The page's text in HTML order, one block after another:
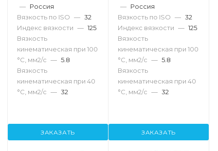
— Россия
Вязкость по ISO — 32
Индекс вязкости — 125
Вязкость
кинематическая при 100
°С, мм2/с — 5.8
Вязкость
кинематическая при 40
°С, мм2/с — 32
ЗАКАЗАТЬ
— Россия
Вязкость по ISO — 32
Индекс вязкости — 125
Вязкость
кинематическая при 100
°С, мм2/с — 5.8
Вязкость
кинематическая при 40
°С, мм2/с — 32
ЗАКАЗАТЬ